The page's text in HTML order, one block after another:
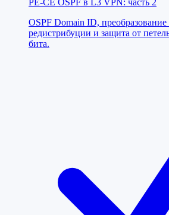
OSPF Domain ID,
редистрибуции и защита от
бита.